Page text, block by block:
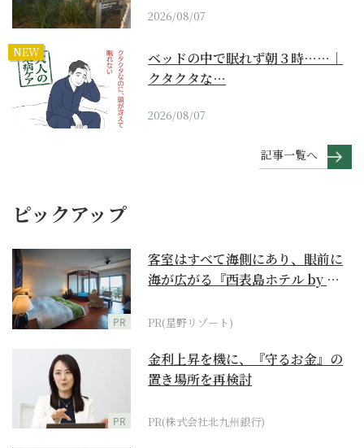
2026/08/07
NEW
ベッドの中で眠れず朝３時……｜
クタクタな…
2026/08/07
記事一覧へ
ピックアップ
PR
客室はすべて海側にあり、眼前に
海が広がる『西表島ホテル by 星
PR(星野リゾート)
PR
金利上昇を機に、『守るお金』の
置き場所を再検討
PR(株式会社北九州銀行)